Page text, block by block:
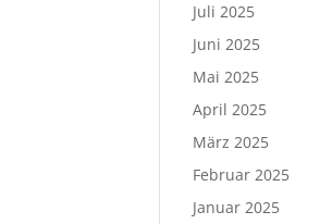
Juli 2025
Juni 2025
Mai 2025
April 2025
März 2025
Februar 2025
Januar 2025